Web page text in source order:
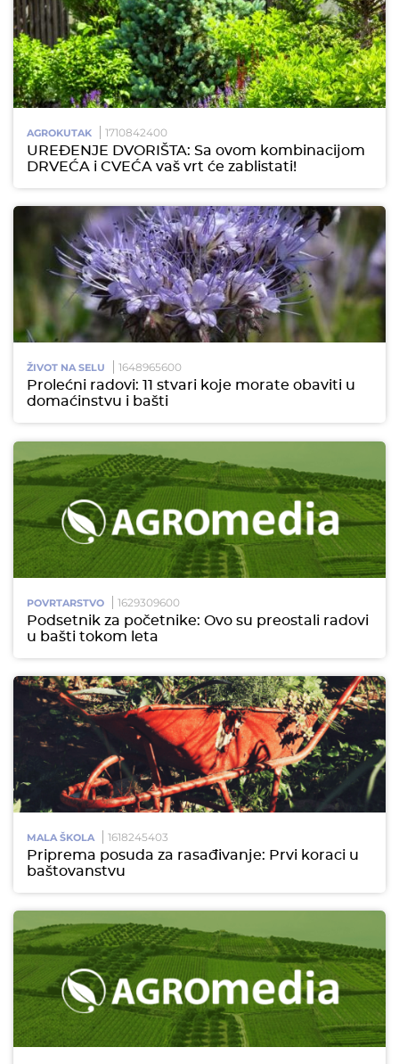
AGROKUTAK 1710842400
UREĐENJE DVORIŠTA: Sa ovom kombinacijom
DRVEĆA i CVEĆA vaš vrt će zablistati!
ŽIVOT NA SELU 1648965600
Prolećni radovi: 11 stvari koje morate obaviti u
domaćinstvu i bašti
POVRTARSTVO 1629309600
Podsetnik za početnike: Ovo su preostali radovi
u bašti tokom leta
MALA ŠKOLA 1618245403
Priprema posuda za rasađivanje: Prvi koraci u
baštovanstvu